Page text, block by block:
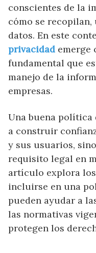
conscientes de la
cómo se
datos. En este
privacidad emerge
fundamental que
manejo de la
empresas.
Una buena política
a construir
y sus usuarios,
requisito legal en
artículo explora
incluirse en una
pueden ayudar a
las normativas
protegen los